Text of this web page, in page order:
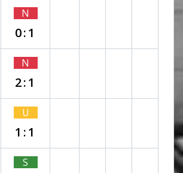
N
0:1
N
2:1
U
1:1
S